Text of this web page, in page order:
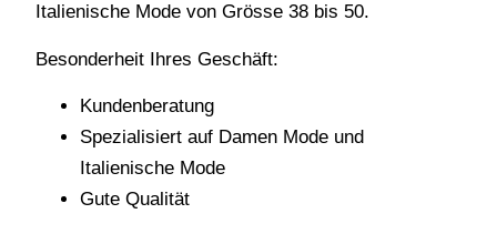
Italienische Mode von Grösse 38 bis 50.
Besonderheit Ihres Geschäft:
Kundenberatung
Spezialisiert auf Damen Mode und
Italienische Mode
Gute Qualität